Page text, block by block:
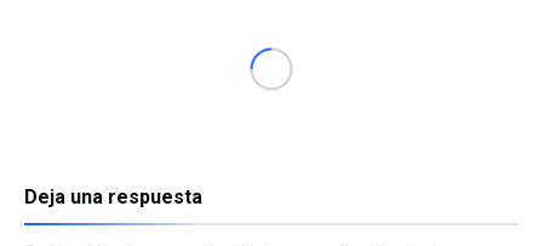
Deja una respuesta